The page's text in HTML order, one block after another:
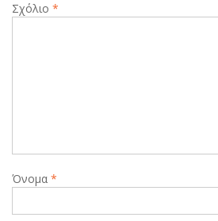
Σχόλιο *
Όνομα *